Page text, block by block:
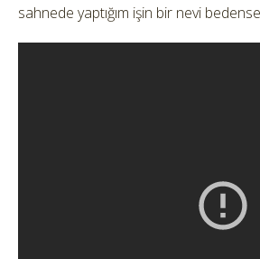
sahnede yaptığım işin bir nevi